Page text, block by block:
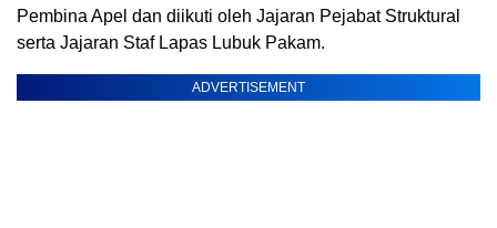
Pembina Apel dan diikuti oleh Jajaran Pejabat Struktural
serta Jajaran Staf Lapas Lubuk Pakam.
ADVERTISEMENT